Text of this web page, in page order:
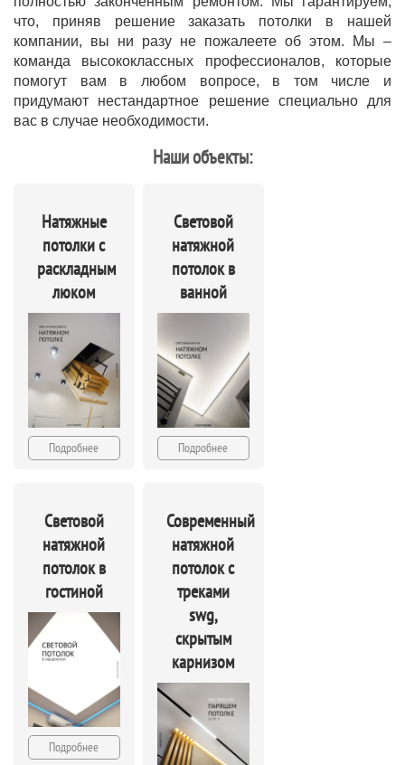
что, приняв решение заказать потолки в нашей
компании, вы ни разу не пожалеете об этом. Мы –
команда высококлассных профессионалов, которые
помогут вам в любом вопросе, в том числе и
придумают нестандартное решение специально для
вас в случае необходимости.
Наши объекты:
Натяжные
потолки с
раскладным
люком
Подробнее
Световой
натяжной
потолок в
ванной
Подробнее
Световой
натяжной
потолок в
гостиной
Подробнее
Современный
натяжной
потолок с
треками
swg,
скрытым
карнизом